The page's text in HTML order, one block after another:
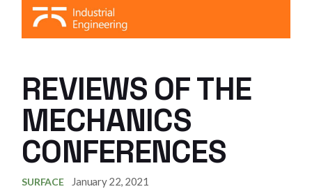
REVIEWS OF THE
MECHANICS
CONFERENCES
SURFACE January 22, 2021